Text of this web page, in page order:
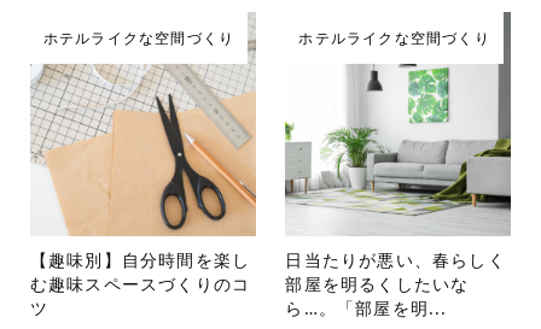
ホテルライクな空間づくり
【趣味別】自分時間を楽し
む趣味スペースづくりのコ
ツ
ホテルライクな空間づくり
日当たりが悪い、春らしく
部屋を明るくしたいな
ら…。「部屋を明...